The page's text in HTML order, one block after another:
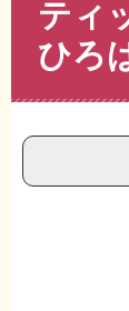
ティ
ひろ